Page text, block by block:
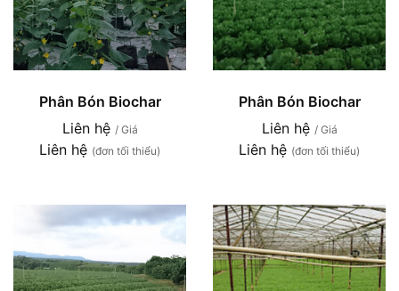
Phân Bón Biochar
Liên hệ / Giá
Liên hệ (đơn tối thiểu)
Phân Bón Biochar
Liên hệ / Giá
Liên hệ (đơn tối thiểu)